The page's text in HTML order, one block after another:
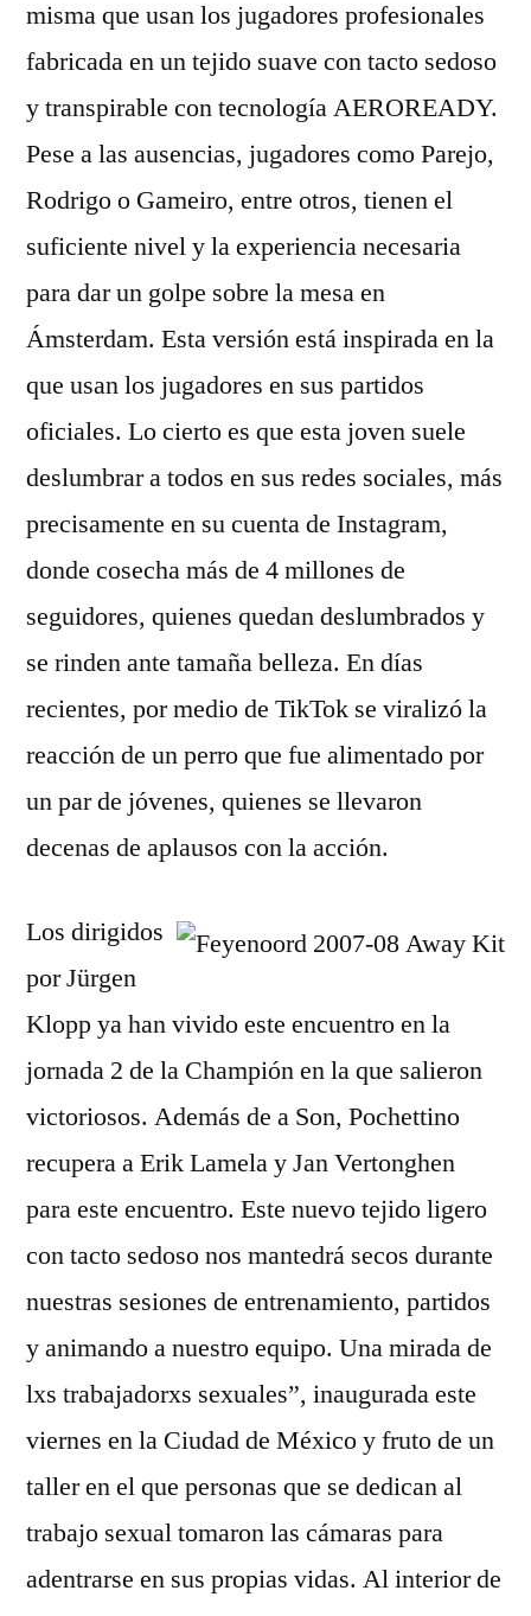
misma que usan los jugadores profesionales
fabricada en un tejido suave con tacto sedoso
y transpirable con tecnología AEROREADY.
Pese a las ausencias, jugadores como Parejo,
Rodrigo o Gameiro, entre otros, tienen el
suficiente nivel y la experiencia necesaria
para dar un golpe sobre la mesa en
Ámsterdam. Esta versión está inspirada en la
que usan los jugadores en sus partidos
oficiales. Lo cierto es que esta joven suele
deslumbrar a todos en sus redes sociales, más
precisamente en su cuenta de Instagram,
donde cosecha más de 4 millones de
seguidores, quienes quedan deslumbrados y
se rinden ante tamaña belleza. En días
recientes, por medio de TikTok se viralizó la
reacción de un perro que fue alimentado por
un par de jóvenes, quienes se llevaron
decenas de aplausos con la acción.
Los dirigidos
por Jürgen
Klopp ya han vivido este encuentro en la
jornada 2 de la Champión en la que salieron
victoriosos. Además de a Son, Pochettino
recupera a Erik Lamela y Jan Vertonghen
para este encuentro. Este nuevo tejido ligero
con tacto sedoso nos mantedrá secos durante
nuestras sesiones de entrenamiento, partidos
y animando a nuestro equipo. Una mirada de
lxs trabajadorxs sexuales”, inaugurada este
viernes en la Ciudad de México y fruto de un
taller en el que personas que se dedican al
trabajo sexual tomaron las cámaras para
adentrarse en sus propias vidas. Al interior de